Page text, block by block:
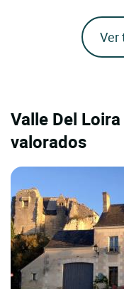
Ver
Valle Del
valorados